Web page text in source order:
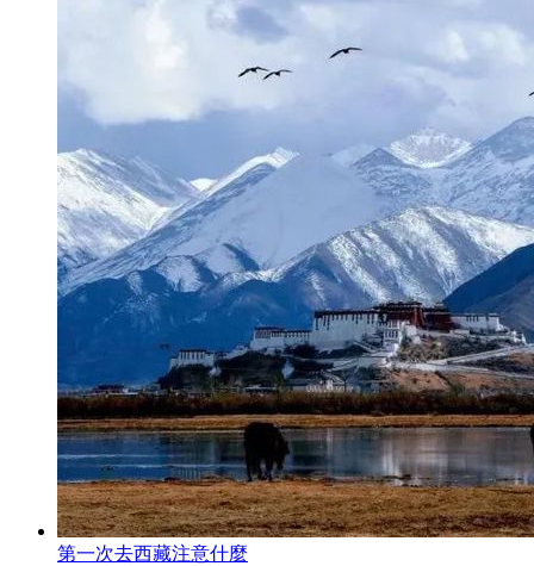
第一次去西藏注意什麼